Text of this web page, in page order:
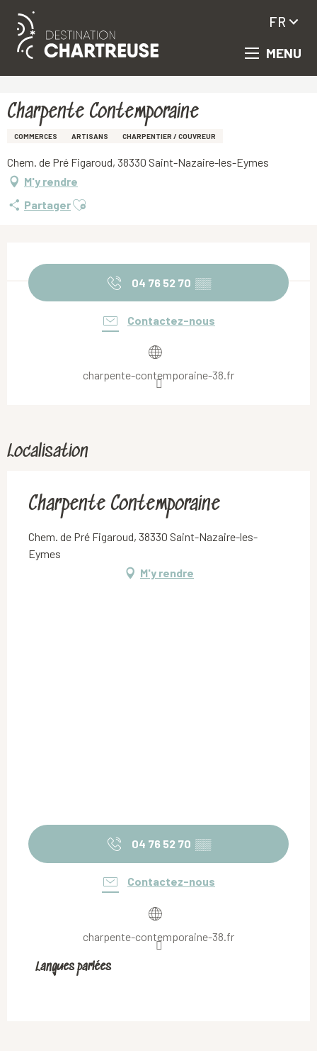
Aller
principal
MENU
FR
Charpente Contemporaine
COMMERCES ARTISANS CHARPENTIER / COUVREUR
Chem. de Pré Figaroud, 38330 Saint-Nazaire-les-Eymes
M'y rendre
PartagerAjouter aux favoris
04 76 52 70 ▒▒
Contactez-nous
charpente-contemporaine-38.fr
Localisation
Charpente Contemporaine
Chem. de Pré Figaroud, 38330 Saint-Nazaire-les-
Eymes
M'y rendre
04 76 52 70 ▒▒
Contactez-nous
charpente-contemporaine-38.fr
Langues parlées
Langues parlées